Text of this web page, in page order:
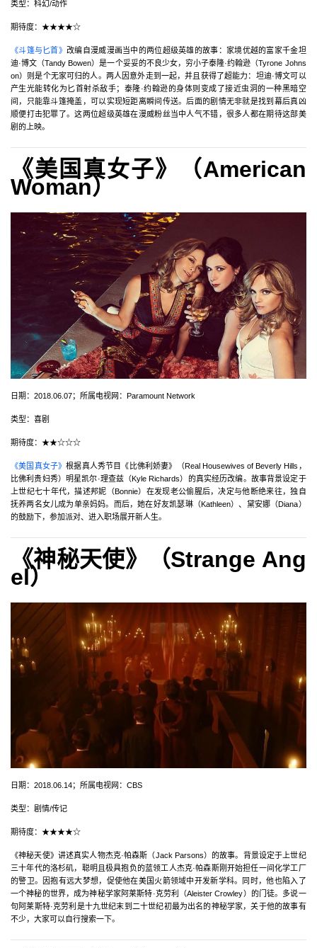
类型：科幻/动作
期待度：★★★★☆
《斗篷与匕首》 改编自漫威漫画当中的两位超级英雄的故事：家境优越的富家千金坦
迪·博文（Tandy Bowen）是一个妥妥的不良少女，穷小子泰隆·约翰逊（Tyrone Johns
on）则是个无家可归的人。两人因意外走到一起，并且获得了超能力：坦迪·博文可以
产生光能转化为匕首射杀敌手；泰隆·约翰逊的身体则变成了接近虫洞的一种黑暗空
间，只能靠斗篷掩盖，可以实现短距离瞬间传送。后面的剧情无非就是找到幕后真凶
顺便打击犯罪了。这两位超级英雄在漫威粉丝当中人气不错，很多人都在期待这部美
剧的上映。
《美国真女子》（American
Woman）
日期：2018.06.07；所属电视网：Paramount Network
类型：喜剧
期待度：★★☆☆☆
《美国真女子》根据真人秀节目《比佛利娇妻》（Real Housewives of Beverly Hills，
比佛利贵妇秀）明星凯尔·理查兹（Kyle Richards）的真实经历改编。故事背景设定于
上世纪七十年代，描述邦妮（Bonnie）在发现老公偷腥后，决定与他断绝来往，独自
抚养两名女儿成为单亲妈妈。而后，她在好友凯瑟琳（Kathleen）、黛安娜（Diana）
的鼓励下，参加派对、进入职场展开新人生。
《神秘天使》（Strange Ang
el）
日期：2018.06.14；所属电视网：CBS
类型：剧情/传记
期待度：★★★★☆
《神秘天使》讲述真实人物杰克·帕森斯（Jack Parsons）的故事。背景设定于上世纪
三十年代的洛杉矶，聪明且极具抱负的蓝领工人杰克·帕森斯刚开始担任一间化学工厂
的警卫。因抱有远大梦想，促使他在美国火箭领域中开发新学科。同时，他也陷入了
一个神秘的世界，成为神秘学家阿莱斯特·克劳利（Aleister Crowley）的门徒。多说一
句阿莱斯特·克劳利是十九世纪末到二十世纪初最为出名的神秘学家，关于他的故事有
不少，大家可以自行搜索一下。